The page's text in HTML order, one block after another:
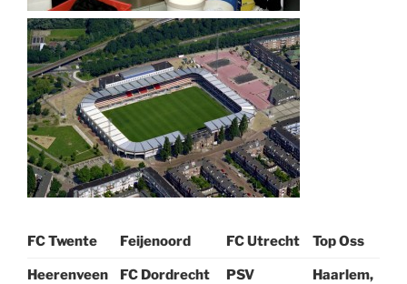
FC Twente Feijenoord FC Utrecht Top Oss
Heerenveen FC Dordrecht PSV Haarlem,